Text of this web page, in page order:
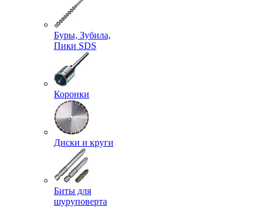
Буры, Зубила,
Пики SDS
Коронки
Диски и круги
Биты для
шуруповерта